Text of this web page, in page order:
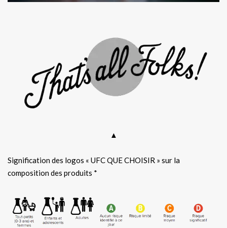
▲
Signification des logos « UFC QUE CHOISIR » sur la
composition des produits *